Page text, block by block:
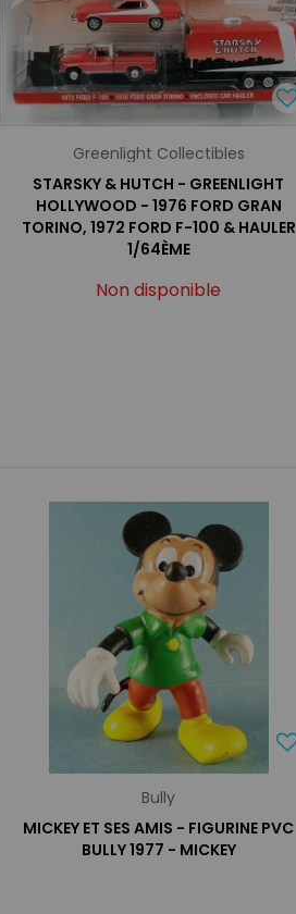
Greenlight Collectibles
STARSKY & HUTCH - GREENLIGHT
HOLLYWOOD - 1976 FORD GRAN
TORINO, 1972 FORD F-100 & HAULER
1/64ÈME
Non disponible
Bully
MICKEY ET SES AMIS - FIGURINE PVC
BULLY 1977 - MICKEY